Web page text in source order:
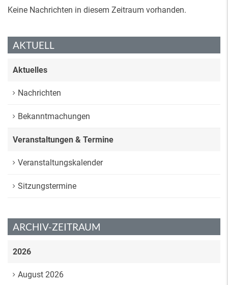
Keine Nachrichten in diesem Zeitraum vorhanden.
AKTUELL
Aktuelles
Nachrichten
Bekanntmachungen
Veranstaltungen & Termine
Veranstaltungskalender
Sitzungstermine
ARCHIV-ZEITRAUM
2026
August 2026